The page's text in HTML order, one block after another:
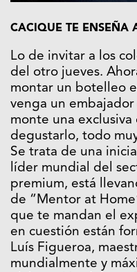
CACIQUE TE ENSEÑA
Lo de invitar a los
del otro jueves.
montar un botelleo
venga un embajador
monte una exclusiva
degustarlo, todo
Se trata de una
líder mundial del
premium, está
de “Mentor at
que te mandan el
en cuestión están
Luís Figueroa,
mundialmente y